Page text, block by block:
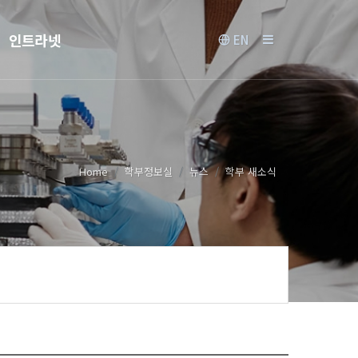
인트라넷 EN
Home 학부정보실 뉴스 학부 새소식